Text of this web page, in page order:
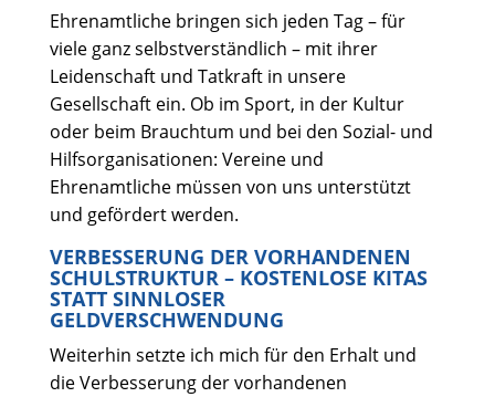
Ehrenamtliche bringen sich jeden Tag – für
viele ganz selbstverständlich – mit ihrer
Leidenschaft und Tatkraft in unsere
Gesellschaft ein. Ob im Sport, in der Kultur
oder beim Brauchtum und bei den Sozial- und
Hilfsorganisationen: Vereine und
Ehrenamtliche müssen von uns unterstützt
und gefördert werden.
VERBESSERUNG DER VORHANDENEN
SCHULSTRUKTUR – KOSTENLOSE KITAS
STATT SINNLOSER
GELDVERSCHWENDUNG
Weiterhin setzte ich mich für den Erhalt und
die Verbesserung der vorhandenen